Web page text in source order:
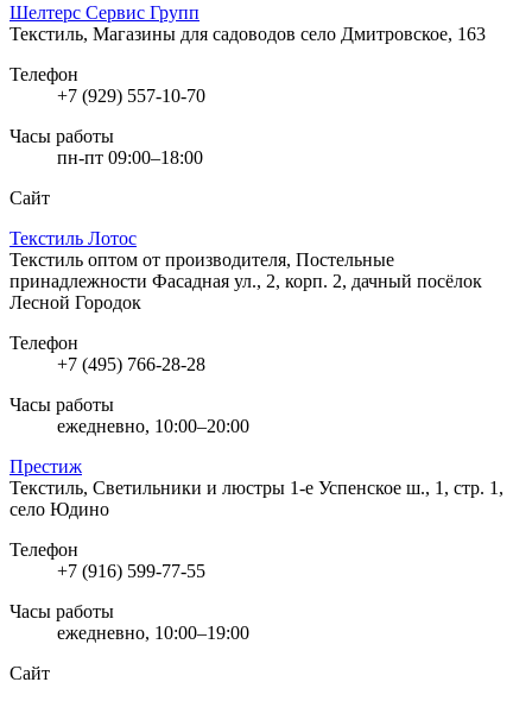
Шелтерс Сервис Групп
Текстиль, Магазины для садоводов село Дмитровское, 163
Телефон
+7 (929) 557-10-70
Часы работы
пн-пт 09:00–18:00
Сайт
Текстиль Лотос
Текстиль оптом от производителя, Постельные
принадлежности Фасадная ул., 2, корп. 2, дачный посёлок
Лесной Городок
Телефон
+7 (495) 766-28-28
Часы работы
ежедневно, 10:00–20:00
Престиж
Текстиль, Светильники и люстры 1-е Успенское ш., 1, стр. 1,
село Юдино
Телефон
+7 (916) 599-77-55
Часы работы
ежедневно, 10:00–19:00
Сайт